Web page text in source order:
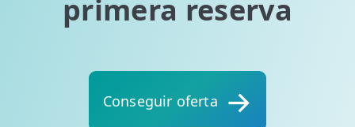
primera reserva
Conseguir oferta